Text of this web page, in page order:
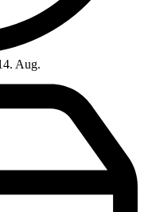
Aug.